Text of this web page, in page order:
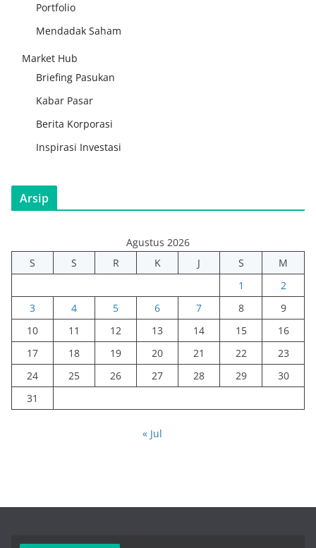
Portfolio
Mendadak Saham
Market Hub
Briefing Pasukan
Kabar Pasar
Berita Korporasi
Inspirasi Investasi
Arsip
Agustus 2026
S
S R K J S
M
1
2
3
4 5 6 7 8
9
10
11 12 13 14 15
16
17
18 19 20 21 22
23
24
25 26 27 28 29
30
31
« Jul